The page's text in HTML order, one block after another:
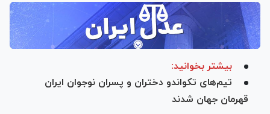
بیشتر بخوانید:
تیم‌های تکواندو دختران و پسران نوجوان ایران
قهرمان جهان شدند